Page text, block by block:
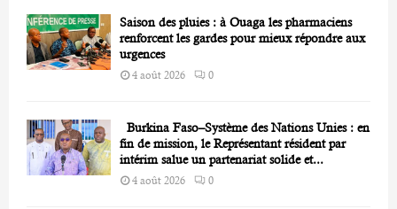
Saison des pluies : à Ouaga les pharmaciens
renforcent les gardes pour mieux répondre aux
urgences
4 août 2026 0
Burkina Faso–Système des Nations Unies : en
fin de mission, le Représentant résident par
intérim salue un partenariat solide et...
4 août 2026 0